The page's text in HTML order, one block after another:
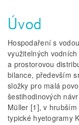
Úvod
Hospodaření s
využitelných
a prostorovou
bilance, především
složky pro malá
šestihodinových
Müller [1], v
typické hyetogramy